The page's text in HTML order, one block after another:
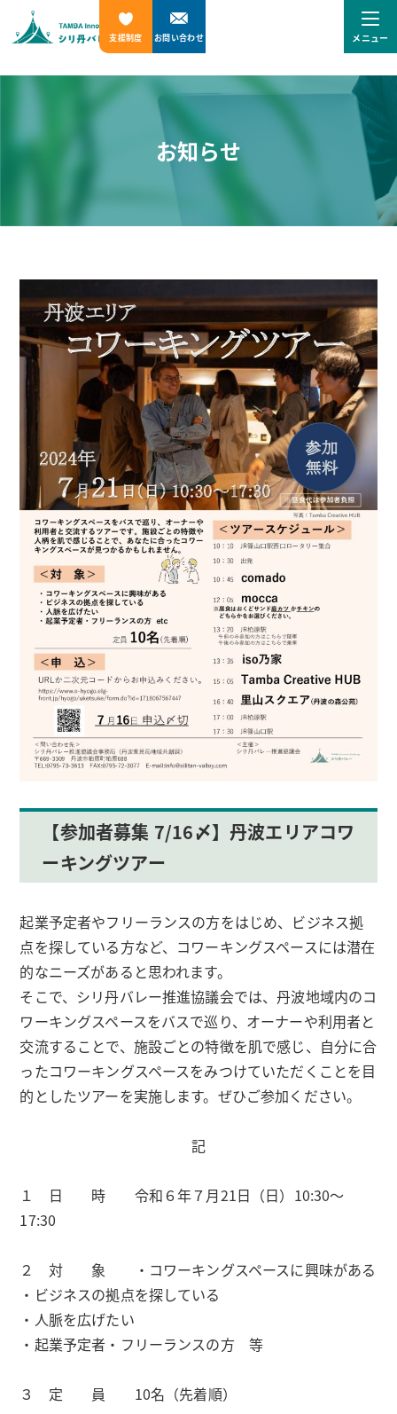
支援制度 お問い合わせ メニュー
お知らせ
【参加者募集 7/16〆】丹波エリアコワ
ーキングツアー
起業予定者やフリーランスの方をはじめ、ビジネス拠
点を探している方など、コワーキングスペースには潜在
的なニーズがあると思われます。
そこで、シリ丹バレー推進協議会では、丹波地域内のコ
ワーキングスペースをバスで巡り、オーナーや利用者と
交流することで、施設ごとの特徴を肌で感じ、自分に合
ったコワーキングスペースをみつけていただくことを目
的としたツアーを実施します。ぜひご参加ください。
記
１ 日 時 令和６年７月21日（日）10:30～
17:30
２ 対 象 ・コワーキングスペースに興味がある
・ビジネスの拠点を探している
・人脈を広げたい
・起業予定者・フリーランスの方 等
３ 定 員 10名（先着順）